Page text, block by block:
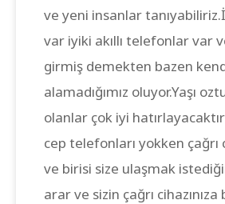
ve yeni insanlar
var iyiki akıllı telefonlar var
girmiş demekten bazen
alamadığımız oluyor.Yaşı
olanlar çok iyi
cep telefonları yokken çağrı
ve birisi size ulaşmak
arar ve sizin çağrı